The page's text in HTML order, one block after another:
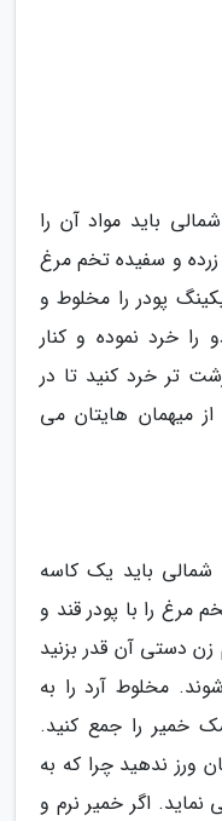
باید مواد آن را
زرده و سفیده تخم مرغ
پودر را مخلوط و
را خرد نموده و کنار
تر خرد کنید تا در
میهمان هایتان می
شمالی باید یک کاسه
مرغ را با پودر قند و
دستی آن قدر بزنید
مخلوط آرد را به
خمیر را جمع کنید.
ورز ندهید چرا که به
اگر خمیر نرم و